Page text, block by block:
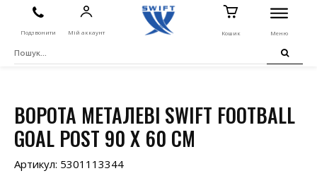
Подзвонити Мій аккаунт Кошик Меню
ВОРОТА МЕТАЛЕВІ SWIFT FOOTBALL
GOAL POST 90 X 60 CM
Артикул: 5301113344